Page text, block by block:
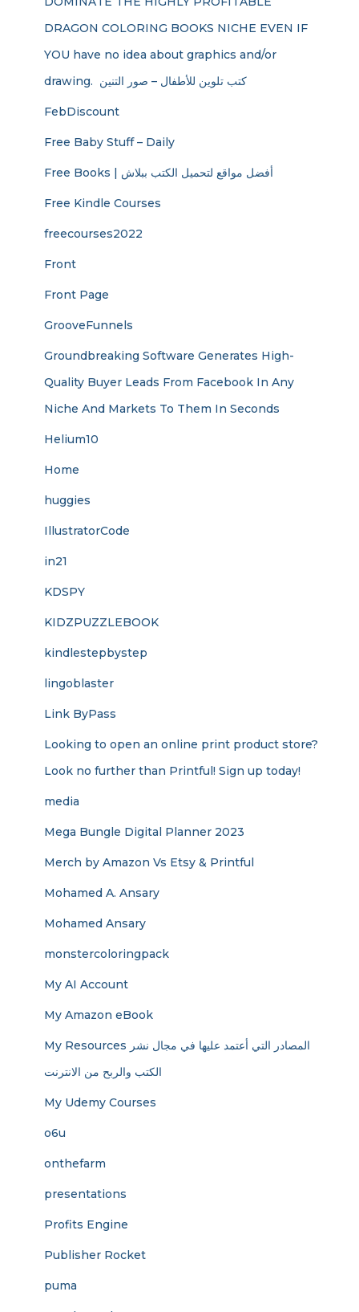
DRAGON COLORING BOOKS NICHE EVEN IF
YOU have no idea about graphics and/or
drawing. ​ كتب تلوين للأطفال – صور التنين
FebDiscount
Free Baby Stuff – Daily
Free Books | أفضل مواقع لتحميل الكتب ببلاش
Free Kindle Courses
freecourses2022
Front
Front Page
GrooveFunnels
Groundbreaking Software Generates High-
Quality Buyer Leads From Facebook In Any
Niche And Markets To Them In Seconds
Helium10
Home
huggies
IllustratorCode
in21
KDSPY
KIDZPUZZLEBOOK
kindlestepbystep
lingoblaster
Link ByPass
Looking to open an online print product store?
Look no further than Printful! Sign up today!
media
Mega Bungle Digital Planner 2023
Merch by Amazon Vs Etsy & Printful
Mohamed A. Ansary
Mohamed Ansary
monstercoloringpack
My AI Account
My Amazon eBook
My Resources المصادر التي أعتمد عليها في مجال نشر
الكتب والربح من الانترنت
My Udemy Courses
o6u
onthefarm
presentations
Profits Engine
Publisher Rocket
puma